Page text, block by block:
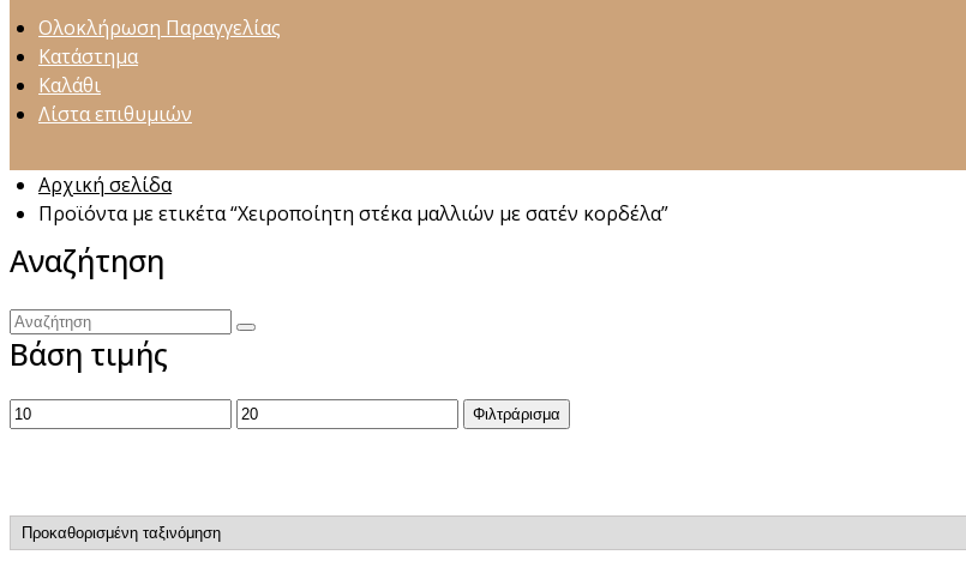
Ολοκλήρωση Παραγγελίας
Κατάστημα
Καλάθι
Λίστα επιθυμιών
Αρχική σελίδα
Προϊόντα με ετικέτα “Χειροποίητη στέκα μαλλιών με σατέν κορδέλα”
Αναζήτηση
Αναζήτηση
Βάση τιμής
Ελάχιστη
Μέγιστη
Φιλτράρισμα